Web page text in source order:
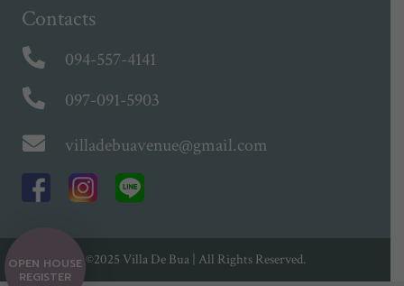
Contacts
094-557-4141
097-091-5903
villadebuavenue@gmail.com
OPEN HOUSE
REGISTER
©2025 Villa De Bua | All Rights Reserved.